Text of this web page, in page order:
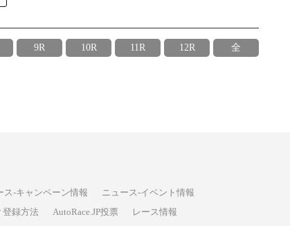
9R 10R 11R 12R 全
ス-キャンペーン情報
ニュース-イベント情報
登録方法 AutoRace.JP投票 レース情報